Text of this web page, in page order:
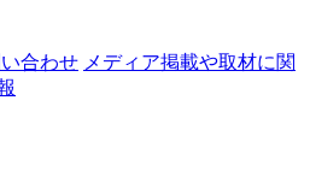
合わせ メディア掲載や取材に関